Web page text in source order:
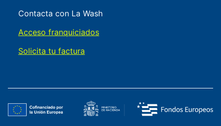
Contacta con La Wash
Acceso franquiciados
Solicita tu factura